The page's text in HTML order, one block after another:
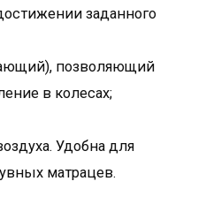
заданного
позволяющий
в колесах;
Удобна для
матрацев.